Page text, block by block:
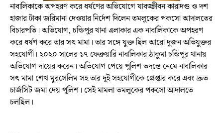
নাবালিকাকে অপহরণ করে ধর্ষণের অভিযোগে যাবজ্জীবন কারাদণ্ড ও দশ
হাজার টাকা জরিমানা দেওয়ার নির্দেশ দিলেন তমলুকের পকসো আদালতের
বিচারপতি। অভিযোগ, চন্ডিপুর থানা এলাকার এক নাবালিকাকে অপহরণ
করে ধর্ষণ করে তার সৎ মামা। তার সঙ্গে যুক্ত ছিল আরো দুজন অভিযুক্তর
সহযোগী। ২০২০ সালের ১৭ ফেব্রুয়ারি নাবালিকার ঠাকুমা চন্ডিপুর থানায়
অভিযোগ দায়ের করেন। অভিযোগ পেয়ে পুলিশ তদন্তে নেমে নাবালিকার
সৎ মামা শেখ মুরসেলিম সহ তার দুই সহযোগীকে গ্রেপ্তার করে এবং দ্রুত
চার্জসিট জমা দেয় পুলিশ। সেই মামলা তমলুকের পকসো আদালতে
চলছিল।